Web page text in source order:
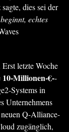
dies sei der
echtes
letzte Woche
10-Millionen-€--
Systems in
Unternehmens
Q-Alliance-
zugänglich,